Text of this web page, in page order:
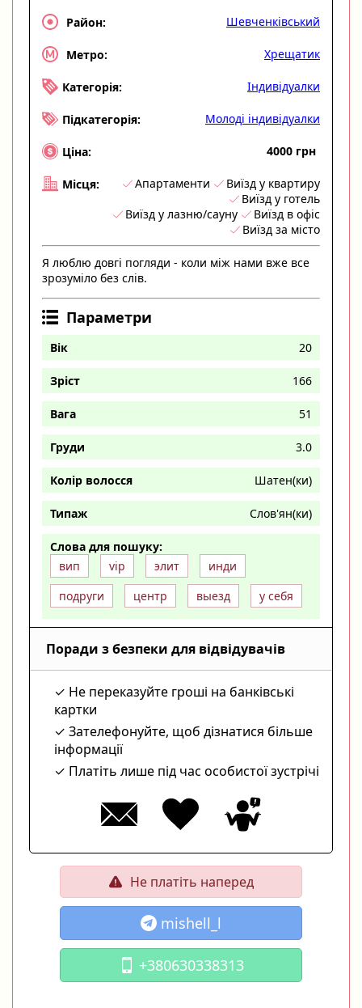
Район: Шевченківський
Метро: Хрещатик
Категорія: Індивідуалки
Підкатегорія: Молоді індивідуалки
Ціна: 4000 грн
Місця: Апартаменти
Виїзд у квартиру
Виїзд у готель
Виїзд у лазню/сауну
Виїзд в офіс
Виїзд за місто
Я люблю довгі погляди - коли між нами вже все
зрозуміло без слів.
Параметри
Вік 20
Зріст 166
Вага 51
Груди 3.0
Колір волосся Шатен(ки)
Типаж Слов'ян(ки)
Слова для пошуку:
вип
vip элит
инди
подруги
центр выезд у себя
Поради з безпеки для відвідувачів
Не переказуйте гроші на банківські
картки
Зателефонуйте, щоб дізнатися більше
інформації
Платіть лише під час особистої зустрічі
Не платіть наперед
mishell_l
+380630338313